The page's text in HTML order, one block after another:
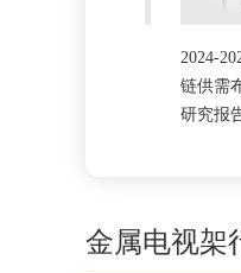
2024-2029
链供需布局
研究报告
金属电视架